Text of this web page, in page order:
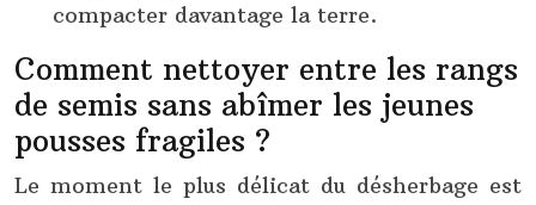
compacter davantage la terre.
Comment nettoyer entre les rangs
de semis sans abîmer les jeunes
pousses fragiles ?
Le moment le plus délicat du désherbage est